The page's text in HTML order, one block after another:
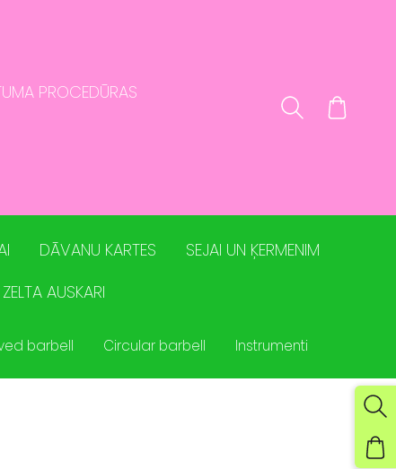
PROCEDŪRAS
DĀVANU KARTES
SEJAI UN ĶERMENIM
AUSKARI
barbell Circular barbell Instrumenti